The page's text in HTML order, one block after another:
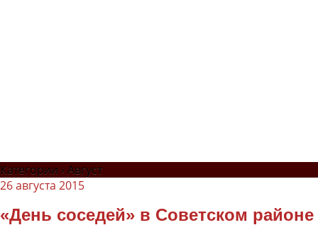
Категории › Август
26 августа 2015
«День соседей» в Советском районе